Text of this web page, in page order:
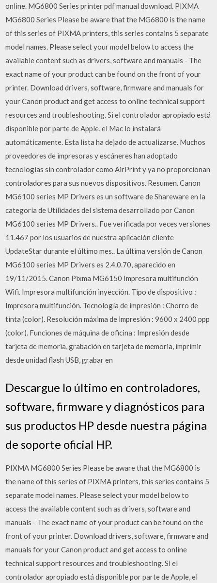
online. MG6800 Series printer pdf manual download. PIXMA
MG6800 Series Please be aware that the MG6800 is the name
of this series of PIXMA printers, this series contains 5 separate
model names. Please select your model below to access the
available content such as drivers, software and manuals - The
exact name of your product can be found on the front of your
printer. Download drivers, software, firmware and manuals for
your Canon product and get access to online technical support
resources and troubleshooting. Si el controlador apropiado está
disponible por parte de Apple, el Mac lo instalará
automáticamente. Esta lista ha dejado de actualizarse. Muchos
proveedores de impresoras y escáneres han adoptado
tecnologías sin controlador como AirPrint y ya no proporcionan
controladores para sus nuevos dispositivos. Resumen. Canon
MG6100 series MP Drivers es un software de Shareware en la
categoría de Utilidades del sistema desarrollado por Canon
MG6100 series MP Drivers.. Fue verificada por veces versiones
11.467 por los usuarios de nuestra aplicación cliente
UpdateStar durante el último mes.. La última versión de Canon
MG6100 series MP Drivers es 2.4.0.70, aparecido en
19/11/2015. Canon Pixma MG6150 Impresora multifunción
Wifi. Impresora multifunción inyección. Tipo de dispositivo :
Impresora multifunción. Tecnología de impresión : Chorro de
tinta (color). Resolución máxima de impresión : 9600 x 2400 ppp
(color). Funciones de máquina de oficina : Impresión desde
tarjeta de memoria, grabación en tarjeta de memoria, imprimir
desde unidad flash USB, grabar en
Descargue lo último en controladores,
software, firmware y diagnósticos para
sus productos HP desde nuestra página
de soporte oficial HP.
PIXMA MG6800 Series Please be aware that the MG6800 is
the name of this series of PIXMA printers, this series contains 5
separate model names. Please select your model below to
access the available content such as drivers, software and
manuals - The exact name of your product can be found on the
front of your printer. Download drivers, software, firmware and
manuals for your Canon product and get access to online
technical support resources and troubleshooting. Si el
controlador apropiado está disponible por parte de Apple, el